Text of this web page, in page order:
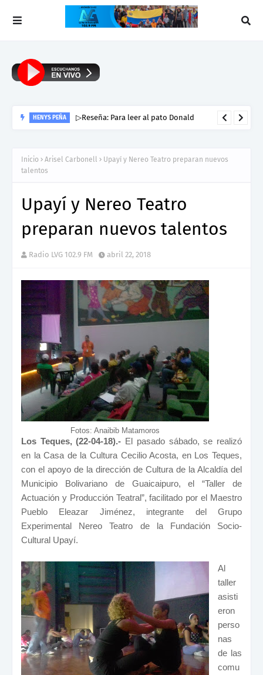
HENYS PEÑA ▷Reseña: Para leer al pato Donald
Inicio Arisel Carbonell
Upayí y Nereo Teatro preparan nuevos
talentos
Upayí y Nereo Teatro
preparan nuevos talentos
Radio LVG 102.9 FM abril 22, 2018
Fotos: Anaibib Matamoros
Los Teques, (22-04-18).- El pasado sábado, se realizó
en la Casa de la Cultura Cecilio Acosta, en Los Teques,
con el apoyo de la dirección de Cultura de la Alcaldía del
Municipio Bolivariano de Guaicaipuro, el “Taller de
Actuación y Producción Teatral”, facilitado por el Maestro
Pueblo Eleazar Jiménez, integrante del Grupo
Experimental Nereo Teatro de la Fundación Socio-
Cultural Upayí.
Al
taller
asisti
eron
perso
nas
de las
comu